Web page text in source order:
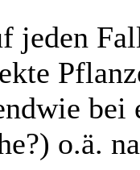
jeden
bei
o.ä.